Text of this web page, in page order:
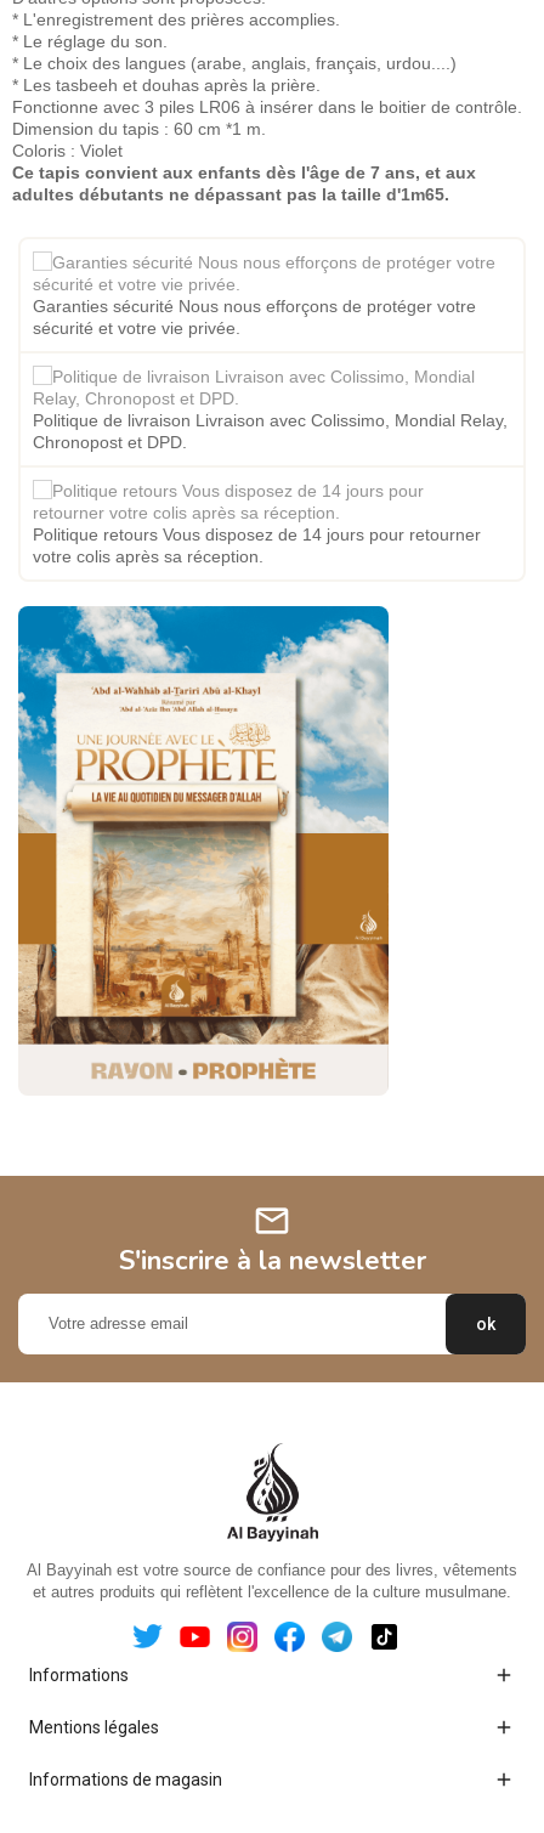
* L'enregistrement des prières accomplies.
* Le réglage du son.
* Le choix des langues (arabe, anglais, français, urdou....)
* Les tasbeeh et douhas après la prière.
Fonctionne avec 3 piles LR06 à insérer dans le boitier de contrôle.
Dimension du tapis : 60 cm *1 m.
Coloris : Violet
Ce tapis convient aux enfants dès l'âge de 7 ans, et aux
adultes débutants ne dépassant pas la taille d'1m65.
Garanties sécurité Nous nous efforçons de protéger votre
sécurité et votre vie privée.
Politique de livraison Livraison avec Colissimo, Mondial Relay,
Chronopost et DPD.
Politique retours Vous disposez de 14 jours pour retourner
votre colis après sa réception.
mail
S'inscrire à la newsletter
Al Bayyinah est votre source de confiance pour des livres, vêtements
et autres produits qui reflètent l'excellence de la culture musulmane.
Informations 
Mentions légales 
Informations de magasin 